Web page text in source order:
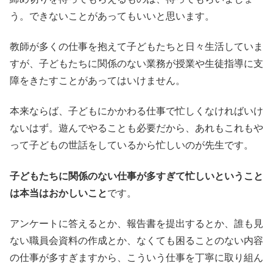
う。できないことがあってもいいと思います。
教師が多くの仕事を抱えて子どもたちと日々生活していま
すが、子どもたちに関係のない業務が授業や生徒指導に支
障をきたすことがあってはいけません。
本来ならば、子どもにかかわる仕事で忙しくなければいけ
ないはず。遊んでやることも必要だから、あれもこれもや
って子どもの世話をしているから忙しいのが先生です。
子どもたちに関係のない仕事が多すぎて忙しいということ
は本当はおかしいことです。
アンケートに答えるとか、報告書を提出するとか、誰も見
ない職員会資料の作成とか、なくても困ることのない内容
の仕事が多すぎますから、こういう仕事を丁寧に取り組ん